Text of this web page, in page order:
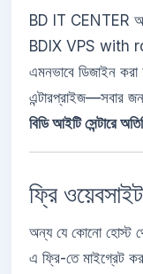
BD IT CENTER
BDIX VPS with
এমনভাবে ডিজাইন করা
এন্টারপ্রাইজ—সবার
বিডি আইটি সেন্টারে
ফ্রি
অন্য যে কোনো হোস্ট
এ ফ্রি-তে মাইগ্রেট